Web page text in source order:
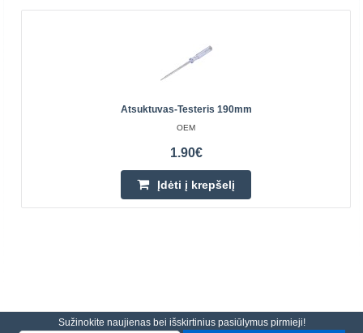
Atsuktuvas-Testeris 190mm
OEM
1.90€
Įdėti į krepšelį
Sužinokite naujienas bei išskirtinius pasiūlymus pirmieji!